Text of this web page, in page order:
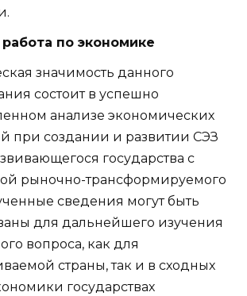
работа по экономике
значимость данного
состоит в успешно
анализе экономических
при создании и развитии СЭЗ
государства с
рыночно-трансформируемого
сведения могут быть
для дальнейшего изучения
вопроса, как для
страны, так и в сходных
государствах